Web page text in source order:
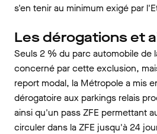
s'en tenir au minimum exigé par
Les dérogations et
Seuls 2 % du parc automobile de
concerné par cette exclusion,
report modal, la Métropole a mis
dérogatoire aux parkings relais
ainsi qu'un pass ZFE permettant
circuler dans la ZFE jusqu'à 24